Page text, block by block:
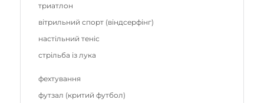
триатлон
вітрильний спорт (віндсерфінг)
настільний теніс
стрільба із лука
фехтування
футзал (критий футбол)